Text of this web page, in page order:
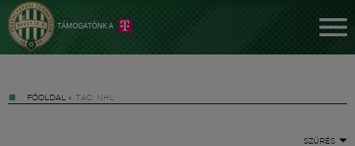
FŐOLDAL » TAG: NHL
SZŰRÉS